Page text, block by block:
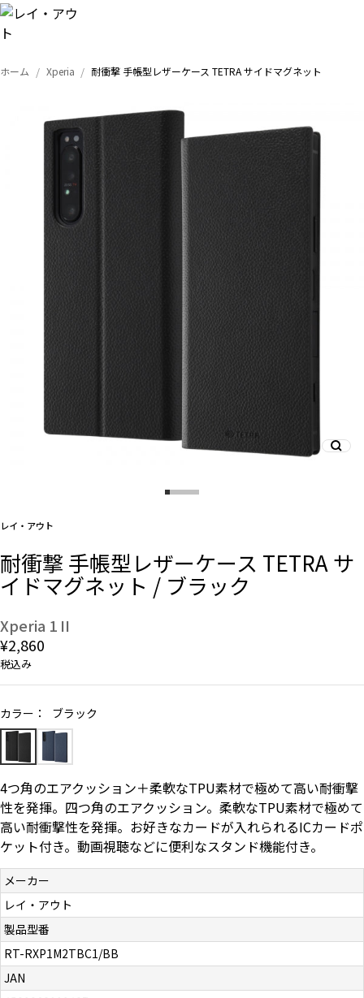
トップ
iPhone
Xperia
Galaxy
AQUOS
Google
And More
デザインから探す
事業内容
会社概要
よくある質問
お問い合わせ（企業様）
プライバシーポリシー
ホーム Xperia 耐衝撃 手帳型レザーケース TETRA サイドマグネット
レイ・アウト
耐衝撃 手帳型レザーケース TETRA サ
イドマグネット / ブラック
Xperia 1 II
¥2,860
税込み
カラー： ブラック
4つ角のエアクッション＋柔軟なTPU素材で極めて高い耐衝撃
性を発揮。四つ角のエアクッション。柔軟なTPU素材で極めて
高い耐衝撃性を発揮。お好きなカードが入れられるICカードポ
ケット付き。動画視聴などに便利なスタンド機能付き。
メーカー
レイ・アウト
製品型番
RT-RXP1M2TBC1/BB
JAN